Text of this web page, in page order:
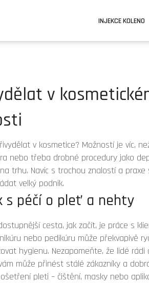
INJEKCE KOLENO
v
v kosmetice? Možností je víc,
nebo třeba drobné procedury jako
trhu. Navíc s trochou znalostí a
velký podnik.
s péčí o pleť a nehty
cesta, jak začít, je práce s
nebo pedikúru může překvapivě
hygienu. Nezapomeňte, že lidé
může přinést stálé zákazníky a
pleti – čištění, masky nebo